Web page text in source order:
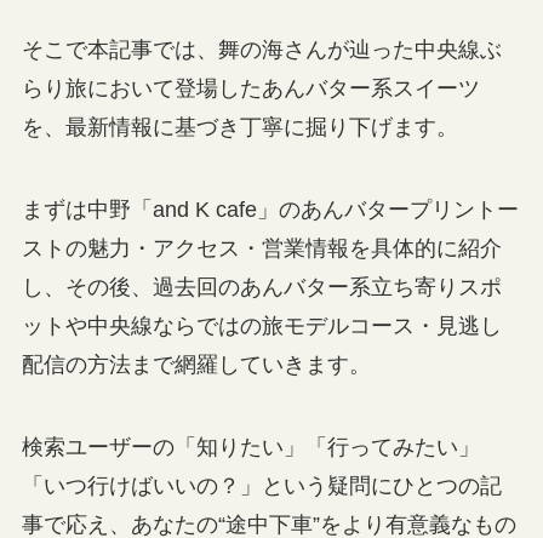
そこで本記事では、舞の海さんが辿った中央線ぶ
らり旅において登場したあんバター系スイーツ
を、最新情報に基づき丁寧に掘り下げます。
まずは中野「and K cafe」のあんバタープリントー
ストの魅力・アクセス・営業情報を具体的に紹介
し、その後、過去回のあんバター系立ち寄りスポ
ットや中央線ならではの旅モデルコース・見逃し
配信の方法まで網羅していきます。
検索ユーザーの「知りたい」「行ってみたい」
「いつ行けばいいの？」という疑問にひとつの記
事で応え、あなたの“途中下車”をより有意義なもの